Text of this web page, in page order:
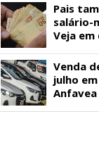
Pais
salário-
Veja
Venda
julho
Anfavea